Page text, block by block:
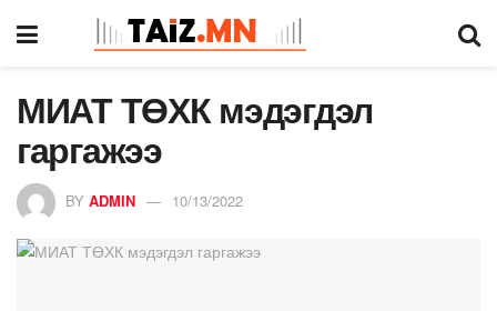
МИАТ ТӨХК мэдэгдэл
гаргажээ
BY ADMIN 10/13/2022